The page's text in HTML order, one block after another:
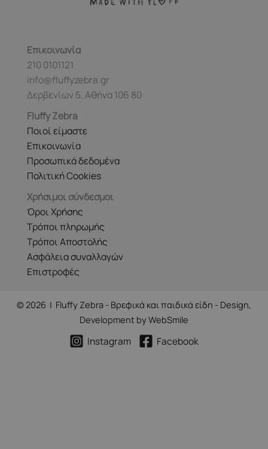
Επικοινωνία
210 0101121
info@fluffyzebra.gr
Δερβενίων 5, Αθήνα 106 80
Fluffy Zebra
Ποιοί είμαστε
Επικοινωνία
Προσωπικά δεδομένα
Πολιτική Cookies
Χρήσιμοι σύνδεσμοι
Όροι Χρήσης
Τρόποι πληρωμής
Τρόποι Αποστολής
Ασφάλεια συναλλαγών
Επιστροφές
© 2026 | Fluffy Zebra - Βρεφικά και παιδικά είδη - Design,
Development byWebSmile
Instagram Facebook